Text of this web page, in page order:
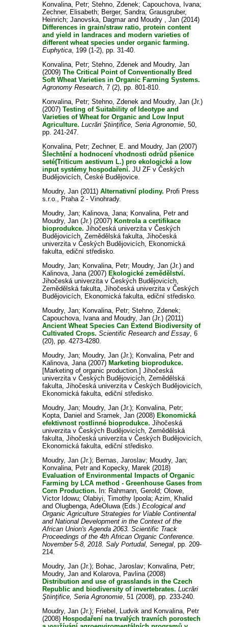
Konvalina, Petr;Stehno, Zdenek;Capouchova, Ivana;
Zechner, Elisabeth; Berger, Sandra;Grausgruber,
Heinrich;Janovska, Dagmarand Moudry , Jan(2014)
Differences in grain/straw ratio, protein content
and yield in landraces and modern varieties of
different wheat species under organic farming.
Euphytica, 199 (1-2), pp. 31-40.
Konvalina, Petr;Stehno, Zdenek and Moudry, Jan
(2009)The Critical Point of Conventionally Bred
Soft Wheat Varieties in Organic Farming Systems.
Agronomy Research, 7 (2), pp. 801-810.
Konvalina, Petr;Stehno, Zdenek and Moudry, Jan (Jr.)
(2007)Testing of Suitability of Ideotype and
Varieties of Wheat for Organic and Low Input
Agriculture. Lucrări Ştiinţifice, Seria Agronomie, 50,
pp. 241-247.
Konvalina, Petr;Zechner, E. and Moudry, Jan (2007)
Šlechtění a hodnocení vhodnosti odrůd pšenice
seté(Triticum aestivum L.) pro ekologické a low
input systémy hospodaření. JU ZF v Českých
Budějovicích, České Budějovice.
Moudry, Jan (2011)Alternativní plodiny. Profi Press
s.r.o., Praha 2 - Vinohrady.
Moudry, Jan; Kalinova, Jana; Konvalina, Petrand
Moudry, Jan (Jr.) (2007) Kontrola a certifikace
bioprodukce. Jihočeská univerzita v Českých
Budějovicích, Zemědělská fakulta, Jihočeská
univerzita v Českých Budějovicích, Ekonomická
fakulta, ediční středisko.
Moudry, Jan; Konvalina, Petr; Moudry, Jan (Jr.) and
Kalinova, Jana(2007) Ekologické zemědělství.
Jihočeská univerzita v Českých Budějovicích,
Zemědělská fakulta, Jihočeská univerzita v Českých
Budějovicích, Ekonomická fakulta, ediční středisko.
Moudry, Jan; Konvalina, Petr;Stehno, Zdenek;
Capouchova, Ivanaand Moudry, Jan (Jr.) (2011)
Ancient Wheat Species Can Extend Biodiversity of
Cultivated Crops. Scientific Research and Essay, 6
(20), pp. 4273-4280.
Moudry, Jan; Moudry, Jan (Jr.); Konvalina, Petrand
Kalinova, Jana(2007) Marketing bioprodukce.
[Marketing of organic production.] Jihočeská
univerzita v Českých Budějovicích, Zemědělská
fakulta, Jihočeská univerzita v Českých Budějovicích,
Ekonomická fakulta, ediční středisko.
Moudry, Jan; Moudry, Jan (Jr.); Konvalina, Petr;
Kopta, Daniel andSramek, Jan (2008) Ekonomická
efektivnost rostlinné bioprodukce. Jihočeská
univerzita v Českých Budějovicích, Zemědělská
fakulta, Jihočeská univerzita v Českých Budějovicích,
Ekonomická fakulta, ediční středisko.
Moudry, Jan (Jr.); Bernas, Jaroslav; Moudry, Jan;
Konvalina, Petrand Kopecky, Marek (2018)
Evaluation of Environmental Impacts of Organic
Farming by LCA method - Greenhouse Gases from
Corn Production. In: Rahmann, Gerold;Olowe,
Victor Idowu;Olabiyi, Timothy Ipoola;Azim, Khalid
andOlugbenga, AdeOluwa(Eds.)Ecological and
Organic Agriculture Strategies for Viable Continental
and National Development in the Context of the
African Union's Agenda 2063. Scientific Track
Proceedings of the 4th African Organic Conference.
November 5-8, 2018. Saly Portudal, Senegal, pp. 209-
214.
Moudry, Jan (Jr.); Bohac, Jaroslav; Konvalina, Petr;
Moudry, Jan and Kolarova, Pavlina(2008)
Distribution and use of grasslands in the Czech
Republic and biodiversity of invertebrates. Lucrări
Ştiinţifice, Seria Agronomie, 51 (2008), pp. 233-240.
Moudry, Jan (Jr.); Friebel, Ludvik and Konvalina, Petr
(2008) Hospodaření na trvalých travních porostech